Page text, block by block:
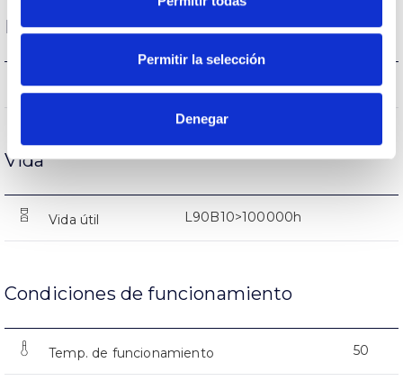
Permitir la selección
Denegar
Rendimiento
Flujo luminoso (lm) 27018lm
Vida
Vida útil L90B10>100000h
Condiciones de funcionamiento
Temp. de funcionamiento 50